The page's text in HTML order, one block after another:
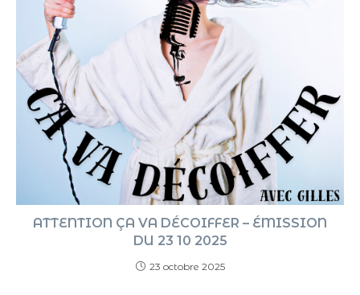
ATTENTION ÇA VA DÉCOIFFER – ÉMISSION
DU 23 10 2025
23 octobre 2025